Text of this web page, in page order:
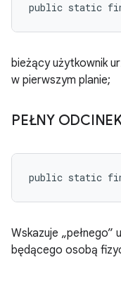
public static
bieżący użytkownik
w pierwszym planie;
PEŁNY
public static
Wskazuje „pełnego”
będącego osobą